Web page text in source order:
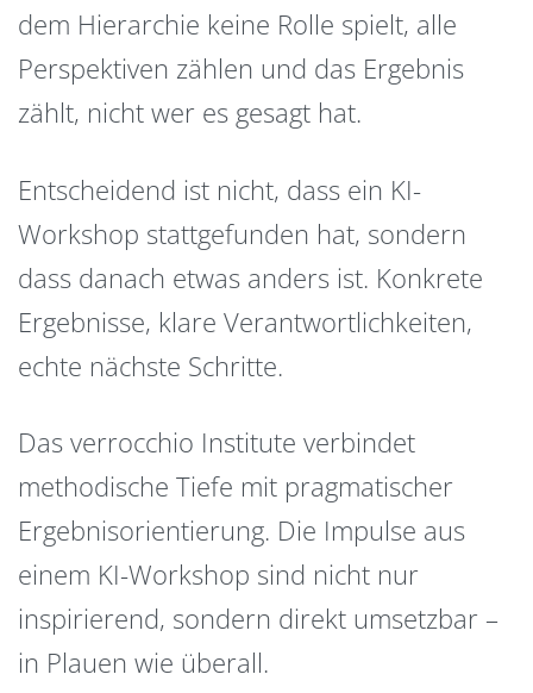
dem Hierarchie keine Rolle spielt, alle
Perspektiven zählen und das Ergebnis
zählt, nicht wer es gesagt hat.
Entscheidend ist nicht, dass ein KI-
Workshop stattgefunden hat, sondern
dass danach etwas anders ist. Konkrete
Ergebnisse, klare Verantwortlichkeiten,
echte nächste Schritte.
Das verrocchio Institute verbindet
methodische Tiefe mit pragmatischer
Ergebnisorientierung. Die Impulse aus
einem KI-Workshop sind nicht nur
inspirierend, sondern direkt umsetzbar –
in Plauen wie überall.